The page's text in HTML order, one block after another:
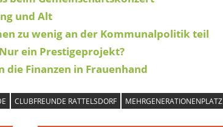
und Alt
zu wenig an der Kommunalpolitik teil
ein Prestigeprojekt?
Finanzen in Frauenhand
CLUBFREUNDE RATTELSDORF MEHRGENERATIONENPLATZ